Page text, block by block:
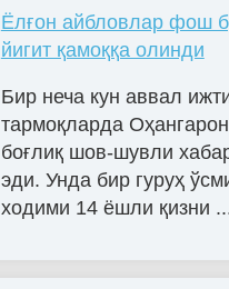
Ёлғон айбловлар фош
йигит қамоққа олинди
Бир неча кун аввал
тармоқларда
боғлиқ шов-шувли
эди. Унда бир гуруҳ
ходими 14 ёшли қизни